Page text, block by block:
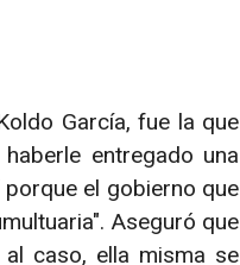
García, fue la que
entregado una
el gobierno que
Aseguró que
caso, ella misma se